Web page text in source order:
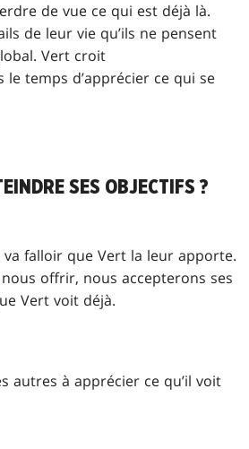
de vue ce qui est déjà là.
de leur vie qu’ils ne pensent
Vert croit
temps d’apprécier ce qui se
SES OBJECTIFS ?
falloir que Vert la leur apporte.
offrir, nous accepterons ses
Vert voit déjà.
autres à apprécier ce qu’il voit